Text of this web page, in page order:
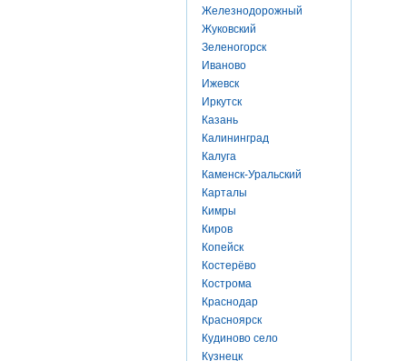
Железнодорожный
Жуковский
Зеленогорск
Иваново
Ижевск
Иркутск
Казань
Калининград
Калуга
Каменск-Уральский
Карталы
Кимры
Киров
Копейск
Костерёво
Кострома
Краснодар
Красноярск
Кудиново село
Кузнецк